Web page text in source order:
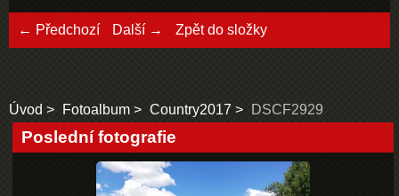
← Předchozí Další → Zpět do složky
Úvod Fotoalbum Country2017 DSCF2929
Poslední fotografie